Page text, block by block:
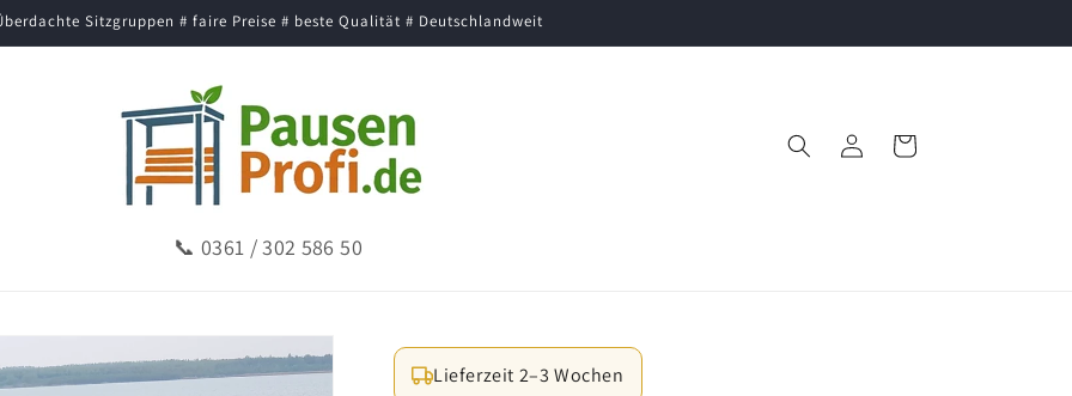
Sitzgruppen # faire Preise # beste Qualität # Deutschlandweit
📞 0361 / 302 586 50
EinloggenWarenkorb
Lieferzeit 2–3 Wochen